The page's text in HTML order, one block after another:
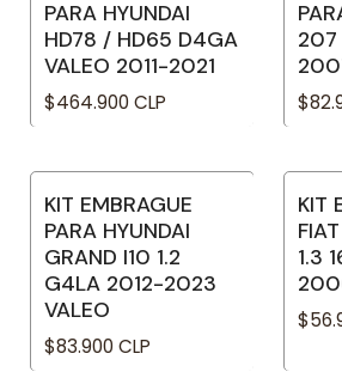
PARA HYUNDAI
HD78 / HD65 D4GA
VALEO 2011-2021
$464.900 CLP
207
KIT EMBRAGUE
PARA HYUNDAI
GRAND I10 1.2
G4LA 2012-2023
VALEO
$83.900 CLP
KIT
1.3